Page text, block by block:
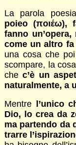
La parola
poieo (ποιέω),
fanno
come un altro
una cosa che
scompare, la
chec’è un
naturalmente, a
Mentre
l’unico
Dio, lo crea da
ma partendo da
trarre